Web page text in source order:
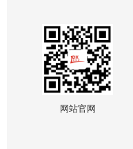
网站官网